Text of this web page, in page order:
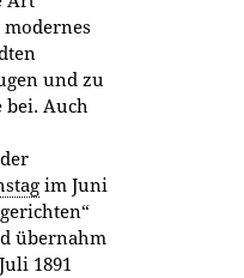
und zu
bei. Auch
im Juni
übernahm
1891